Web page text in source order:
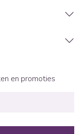
en promoties